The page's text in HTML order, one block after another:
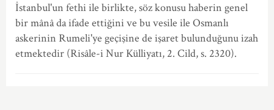
İstanbul'un fethi ile birlikte, söz konusu haberin genel
bir mânâ da ifade ettiğini ve bu vesile ile Osmanlı
askerinin Rumeli'ye geçişine de işaret bulunduğunu izah
etmektedir (Risâle-i Nur Külliyatı, 2. Cild, s. 2320).